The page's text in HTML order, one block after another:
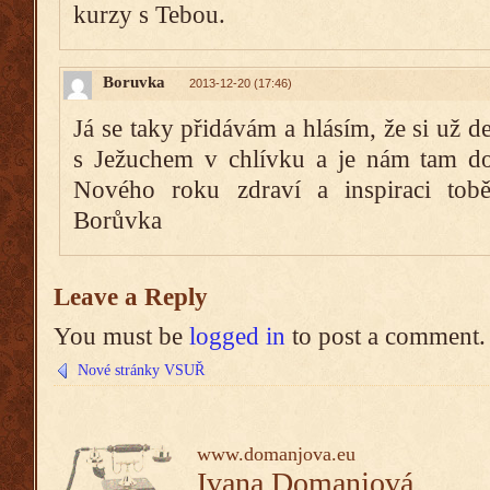
kurzy s Tebou.
Boruvka 2013-12-20 (17:46)
Já se taky přidávám a hlásím, že si už
s Ježuchem v chlívku a je nám tam
Nového roku zdraví a inspiraci
Borůvka
Leave a Reply
You must be logged in to post a comment.
Nové stránky VSUŘ
www.domanjova.eu
Ivana Domanjová